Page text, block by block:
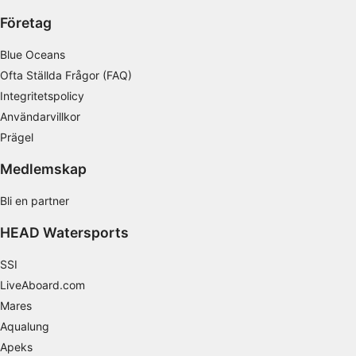
Företag
Blue Oceans
Ofta Ställda Frågor (FAQ)
Integritetspolicy
Användarvillkor
Prägel
Medlemskap
Bli en partner
HEAD Watersports
SSI
LiveAboard.com
Mares
Aqualung
Apeks
Mäta innehållsprestanda
kombinationer av data från olika källor
Utveckla och förbättra tjänster
Använda begränsade data för att välja
Använda exakta uppgifter om geografisk
Nödvändig
Prestanda